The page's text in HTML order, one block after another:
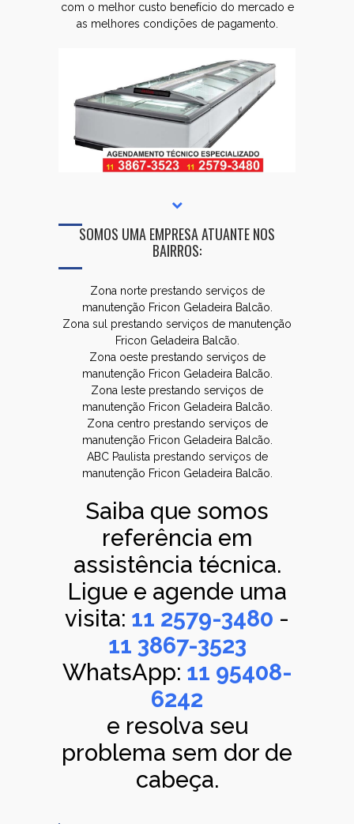
com o melhor custo benefício do mercado e
as melhores condições de pagamento.
SOMOS UMA EMPRESA ATUANTE NOS
BAIRROS:
Zona norte prestando serviços de
manutenção Fricon Geladeira Balcão.
Zona sul prestando serviços de manutenção
Fricon Geladeira Balcão.
Zona oeste prestando serviços de
manutenção Fricon Geladeira Balcão.
Zona leste prestando serviços de
manutenção Fricon Geladeira Balcão.
Zona centro prestando serviços de
manutenção Fricon Geladeira Balcão.
ABC Paulista prestando serviços de
manutenção Fricon Geladeira Balcão.
Saiba que somos
referência em
assistência técnica.
Ligue e agende uma
visita: 11 2579-3480 -
11 3867-3523
WhatsApp: 11 95408-
6242
e resolva seu
problema sem dor de
cabeça.